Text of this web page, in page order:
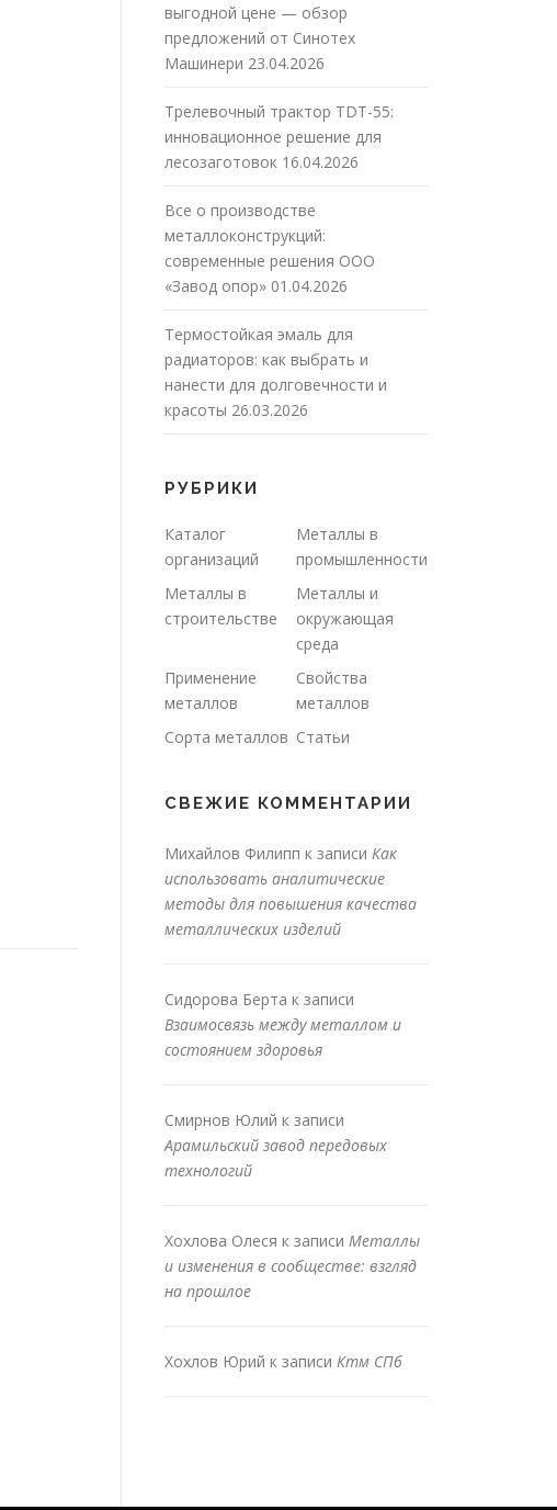
выгодной цене — обзор
предложений от Синотех
Машинери 23.04.2026
Трелевочный трактор TDT-55:
инновационное решение для
лесозаготовок 16.04.2026
Все о производстве
металлоконструкций:
современные решения ООО
«Завод опор» 01.04.2026
Термостойкая эмаль для
радиаторов: как выбрать и
нанести для долговечности и
красоты 26.03.2026
РУБРИКИ
Каталог
организаций
Металлы в
промышленности
Металлы в
строительстве
Металлы и
окружающая
среда
Применение
металлов
Свойства
металлов
Сорта металлов Статьи
СВЕЖИЕ КОММЕНТАРИИ
Михайлов Филипп к записи Как
использовать аналитические
методы для повышения качества
металлических изделий
Сидорова Берта к записи
Взаимосвязь между металлом и
состоянием здоровья
Смирнов Юлий к записи
Арамильский завод передовых
технологий
Хохлова Олеся к записи Металлы
и изменения в сообществе: взгляд
на прошлое
Хохлов Юрий к записи Ктм СПб